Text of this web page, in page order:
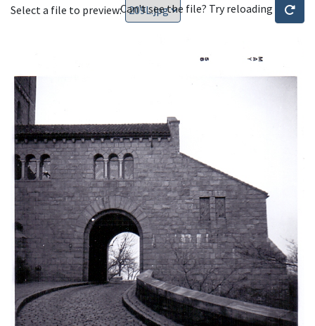
Select a file to preview:Can't see the file? Try reloading